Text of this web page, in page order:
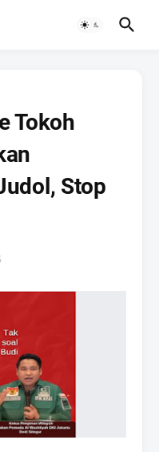
Tokoh
Stop